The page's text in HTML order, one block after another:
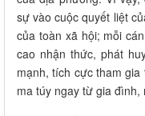
sự vào cuộc quyết liệt
của toàn xã hội; mỗi
cao nhận thức, phát
mạnh, tích cực tham
ma túy ngay từ gia